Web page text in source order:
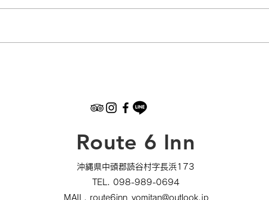
Route 6 Inn
沖縄県中頭郡読谷村字長浜173
TEL. 098-989-0694
​MAIL.
route6inn_yomitan@outlook.jp